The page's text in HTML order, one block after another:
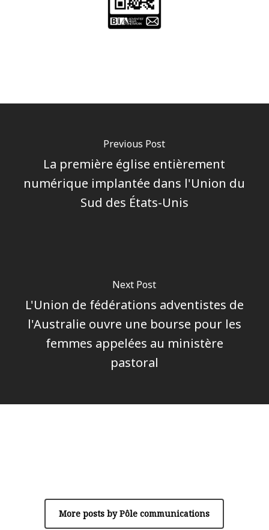
Previous Post
La première église entièrement
numérique implantée dans l'Union du
Sud des États-Unis
Next Post
L'Union de fédérations adventistes de
l'Australie ouvre une bourse pour les
femmes appelées au ministère
pastoral
More posts by Pôle communications